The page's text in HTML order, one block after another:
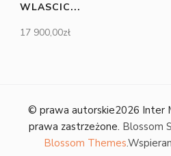
WLASCIC...
17 900,00zł
© prawa autorskie2026 Inter
prawa zastrzeżone. Blossom
Blossom Themes